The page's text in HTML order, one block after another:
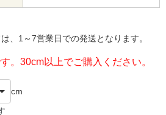
、1～7営業日での発送となります。
。30cm以上でご購入ください。
cm